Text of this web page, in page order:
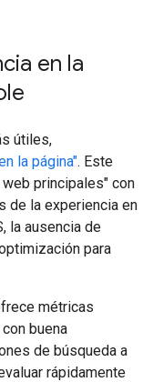
en la
útiles,
la página". Este
principales" con
de la experiencia en
la ausencia de
para
métricas
buena
de búsqueda a
rápidamente